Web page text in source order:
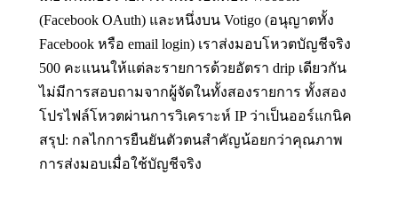
(Facebook OAuth) และหนึ่งบน Votigo (อนุญาตทั้ง
Facebook หรือ email login) เราส่งมอบโหวตบัญชีจริง
500 คะแนนให้แต่ละรายการด้วยอัตรา drip เดียวกัน
ไม่มีการสอบถามจากผู้จัดในทั้งสองรายการ ทั้งสอง
โปรไฟล์โหวตผ่านการวิเคราะห์ IP ว่าเป็นออร์แกนิค
สรุป: กลไกการยืนยันตัวตนสำคัญน้อยกว่าคุณภาพ
การส่งมอบเมื่อใช้บัญชีจริง